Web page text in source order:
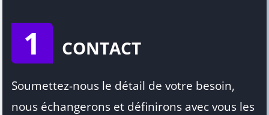
1 CONTACT
Soumettez-nous le détail de votre besoin,
nous échangerons et définirons avec vous les